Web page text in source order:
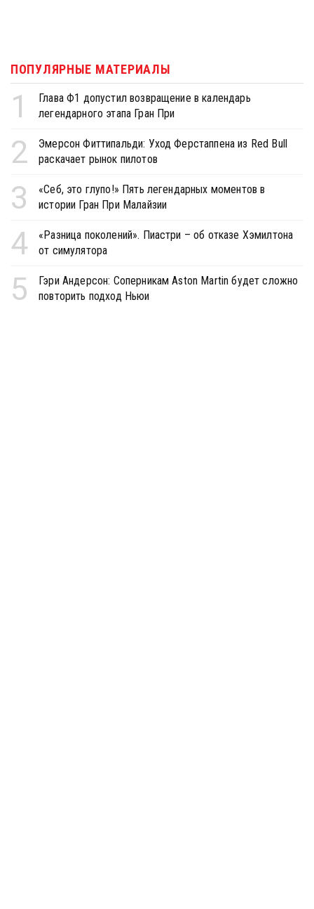
ПОПУЛЯРНЫЕ МАТЕРИАЛЫ
1
Глава Ф1 допустил возвращение в календарь
легендарного этапа Гран При
2
Эмерсон Фиттипальди: Уход Ферстаппена из Red Bull
раскачает рынок пилотов
3
«Себ, это глупо!» Пять легендарных моментов в
истории Гран При Малайзии
4
«Разница поколений». Пиастри – об отказе Хэмилтона
от симулятора
5
Гэри Андерсон: Соперникам Aston Martin будет сложно
повторить подход Ньюи